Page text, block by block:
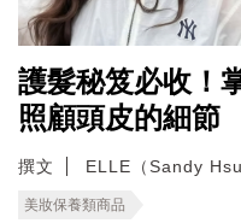
護髮秘笈必收！
照顧頭皮的細節
撰文 ELLE（Sandy
美妝保養類商品